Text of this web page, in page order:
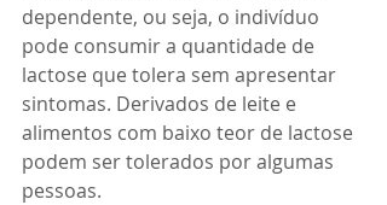
dependente, ou seja, o indivíduo
pode consumir a quantidade de
lactose que tolera sem apresentar
sintomas. Derivados de leite e
alimentos com baixo teor de lactose
podem ser tolerados por algumas
pessoas.